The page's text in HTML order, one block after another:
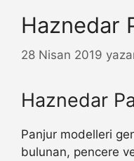
Haznedar
28 Nisan 2019
Haznedar
Panjur modelleri
bulunan, pencere